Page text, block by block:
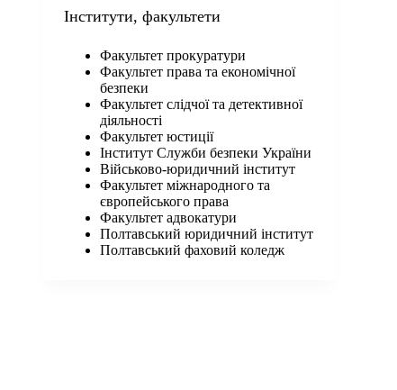
Iнститути, факультети
Факультет прокуратури
Факультет права та економічної
безпеки
Факультет слідчої та детективної
діяльності
Факультет юстиції
Інститут Служби безпеки України
Військово-юридичний інститут
Факультет міжнародного та
європейського права
Факультет адвокатури
Полтавський юридичний інститут
Полтавський фаховий коледж